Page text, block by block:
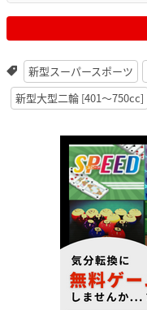
新型スーパースポーツ
新型大型二輪 [401〜750cc]